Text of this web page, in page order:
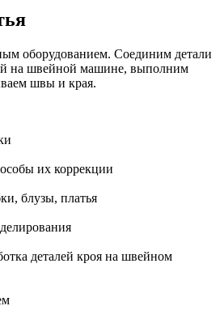
оборудованием. Соединим детали
на швейной машине, выполним
швы и края.
их коррекции
блузы, платья
деталей кроя на швейном